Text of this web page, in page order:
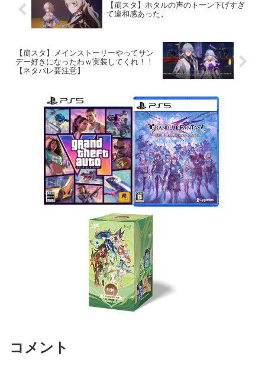
【崩スタ】ホタルの声のトーン下げすぎ
て違和感あった。
【崩スタ】メインストーリーやってサン
デー好きになったわｗ実装してくれ！！
【ネタバレ要注意】
コメント